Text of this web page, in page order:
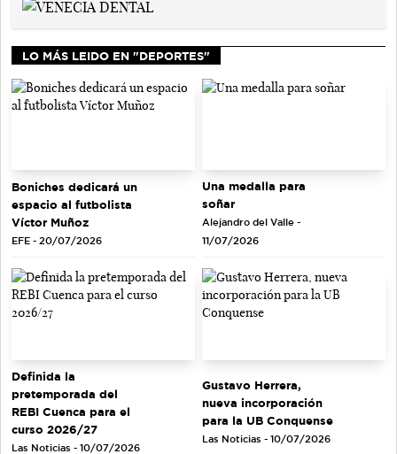
LO MÁS LEIDO EN "DEPORTES"
Boniches dedicará un
espacio al futbolista
Víctor Muñoz
EFE - 20/07/2026
Una medalla para
soñar
Alejandro del Valle -
11/07/2026
Definida la
pretemporada del
REBI Cuenca para el
curso 2026/27
Las Noticias - 10/07/2026
Gustavo Herrera,
nueva incorporación
para la UB Conquense
Las Noticias - 10/07/2026